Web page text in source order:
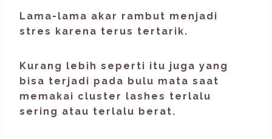
Lama-lama akar rambut menjadi
stres karena terus tertarik.
Kurang lebih seperti itu juga yang
bisa terjadi pada bulu mata saat
memakai cluster lashes terlalu
sering atau terlalu berat.